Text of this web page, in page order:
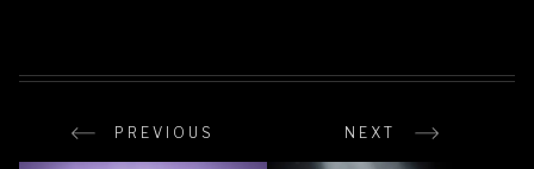
PREVIOUS NEXT